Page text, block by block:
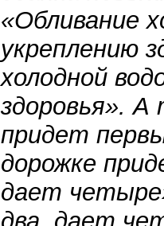
«Обливание
укреплению
холодной
здоровья». А
придет
дорожке
дает